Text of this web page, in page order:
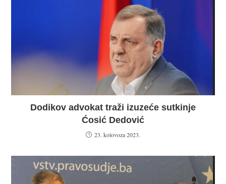
Dodikov advokat traži izuzeće sutkinje
Ćosić Dedović
23. kolovoza 2023.